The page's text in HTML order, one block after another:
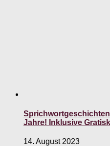
Jahre! Inklusive
14. August 2023